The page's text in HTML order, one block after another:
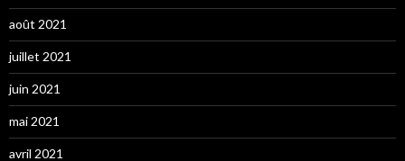
août 2021
juillet 2021
juin 2021
mai 2021
avril 2021